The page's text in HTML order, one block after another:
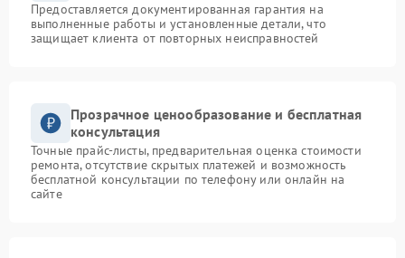
Предоставляется документированная гарантия на
выполненные работы и установленные детали, что
защищает клиента от повторных неисправностей
Прозрачное ценообразование и бесплатная
консультация
Точные прайс-листы, предварительная оценка стоимости
ремонта, отсутствие скрытых платежей и возможность
бесплатной консультации по телефону или онлайн на
сайте